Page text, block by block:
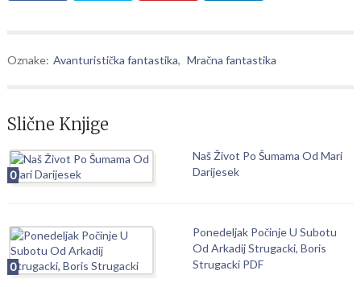
Oznake: Avanturistička fantastika, Mračna fantastika
Slične Knjige
0
Naš Život Po Šumama Od Mari
Darijesek
0
Ponedeljak Počinje U Subotu
Od Arkadij Strugacki, Boris
Strugacki PDF